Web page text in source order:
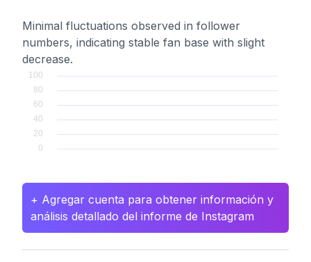
Minimal fluctuations observed in follower
numbers, indicating stable fan base with slight
decrease.
+ Agregar cuenta para obtener información y
análisis detallado del informe de Instagram